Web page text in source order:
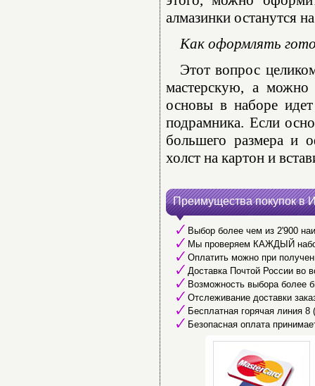
алмазинки останутся
Как оформлять
Этот вопрос
мастерскую, а можно
основы в наборе
подрамника. Если
большего размера и
холст на картон и
Преимущества покупок в
Выбор более чем из 2'900
Мы проверяем КАЖДЫЙ набор
Оплатить можно при
Доставка Почтой России во
Возможность выбора более
Отслеживание доставки
Бесплатная горячая линия
Безопасная оплата